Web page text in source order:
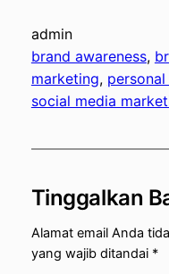
admin
brand awareness,
marketing,
social media
Tinggalkan
Alamat email Anda
yang wajib ditandai *